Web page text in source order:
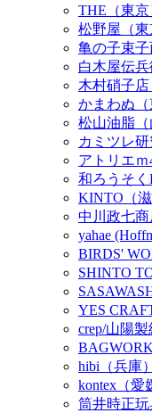
THE（東京
松野屋（東
亀の子束子
白木屋伝兵
木村硝子店
かまわぬ（
松山油脂（
カミツレ研
アトリエｍ
和ろうそく
KINTO（滋
中川政七商
yahae
BIRDS'
SHINTO
YES
crep/山陽製
hibi（兵庫）
kontex（愛
筒井時正玩